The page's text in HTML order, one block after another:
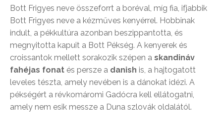
Bott Frigyes neve összeforrt a boréval, míg fia, ifjabbik
Bott Frigyes neve a kézműves kenyérrel. Hobbinak
indult, a pékkultúra azonban beszippantotta, és
megnyitotta kapuit a Bott Pékség. A kenyerek és
croissantok mellett sorakozik szépen a skandináv
fahéjas fonat és persze a danish is, a hajtogatott
leveles tészta, amely nevében is a dánokat idézi. A
pékségért a révkomáromi Gadócra kell ellátogatni,
amely nem esik messze a Duna szlovák oldalától.